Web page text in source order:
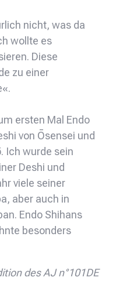
nicht, was da
wollte es
Diese
zu einer
ersten Mal Endo
von Ōsensei und
Ich wurde sein
Deshi und
viele seiner
aber auch in
Endo Shihans
besonders
des AJ n°101DE